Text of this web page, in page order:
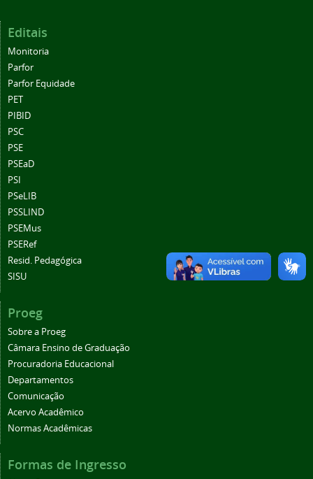
Editais
Monitoria
Parfor
Parfor Equidade
PET
PIBID
PSC
PSE
PSEaD
PSI
PSeLIB
PSSLIND
PSEMus
PSERef
Resid. Pedagógica
SISU
Proeg
Sobre a Proeg
Câmara Ensino de Graduação
Procuradoria Educacional
Departamentos
Comunicação
Acervo Acadêmico
Normas Acadêmicas
Formas de Ingresso